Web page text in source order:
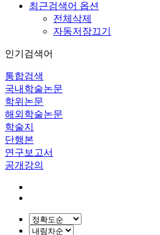
최근검색어 옵션
전체삭제
자동저장끄기
인기검색어
통합검색
국내학술논문
학위논문
해외학술논문
학술지
단행본
연구보고서
공개강의